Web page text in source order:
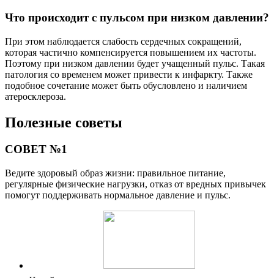
Что происходит с пульсом при низком давлении?
При этом наблюдается слабость сердечных сокращений,
которая частично компенсируется повышением их частоты.
Поэтому при низком давлении будет учащенный пульс. Такая
патология со временем может привести к инфаркту. Также
подобное сочетание может быть обусловлено и наличием
атеросклероза.
Полезные советы
СОВЕТ №1
Ведите здоровый образ жизни: правильное питание,
регулярные физические нагрузки, отказ от вредных привычек
помогут поддерживать нормальное давление и пульс.